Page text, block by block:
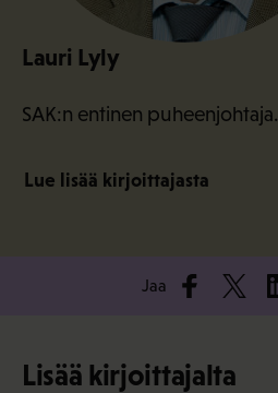
Lauri Lyly
SAK:n entinen puheenjohtaja.
Lue lisää kirjoittajasta
Jaa
Lisää kirjoittajalta